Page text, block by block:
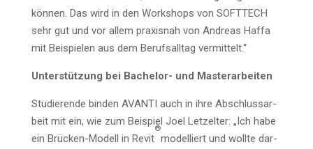
kön­nen. Das wird in den Work­shops von SOFTTECH
sehr gut und vor allem pra­xis­nah von Andre­as Haf­fa
mit Bei­spie­len aus dem Berufs­all­tag vermittelt.“
Unter­stüt­zung bei Bache­lor- und Masterarbeiten
Stu­die­ren­de bin­den AVANTI auch in ihre Abschluss­ar­
beit mit ein, wie zum Bei­spiel Joel Let­zel­ter: „Ich habe
ein Brü­cken-Modell in Revit
®
model­liert und woll­te dar­